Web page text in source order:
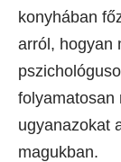
konyhában
arról, hogyan
folyamatosan
ugyanazokat
magukban.